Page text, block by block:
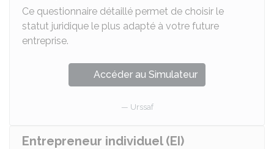
Ce questionnaire détaillé permet de choisir le
statut juridique le plus adapté à votre future
entreprise.
Accéder au Simulateur
Urssaf
Entrepreneur individuel (EI)